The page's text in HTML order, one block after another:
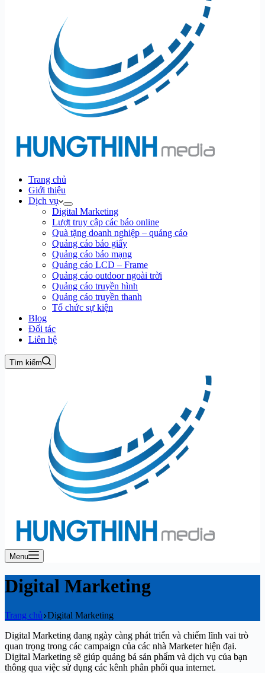
Trang chủ
Giới thiệu
Dịch vụ
Digital Marketing
Lượt truy cập các báo online
Quà tặng doanh nghiệp – quảng cáo
Quảng cáo báo giấy
Quảng cáo báo mạng
Quảng cáo LCD – Frame
Quảng cáo outdoor ngoài trời
Quảng cáo truyền hình
Quảng cáo truyền thanh
Tổ chức sự kiện
Blog
Đối tác
Liên hệ
Tìm kiếm
Menu
Digital Marketing
Trang chủ Digital Marketing
Digital Marketing đang ngày càng phát triển và chiếm lĩnh vai trò
quan trọng trong các campaign của các nhà Marketer hiện đại.
Digital Marketing sẽ giúp quảng bá sản phẩm và dịch vụ của bạn
thông qua việc sử dụng các kênh phân phối qua internet.